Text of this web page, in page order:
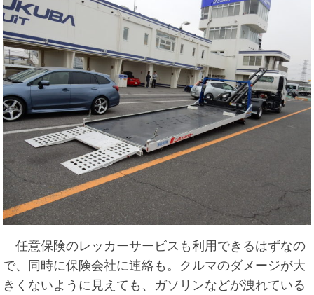
任意保険のレッカーサービスも利用できるはずなの
で、同時に保険会社に連絡も。クルマのダメージが大
きくないように見えても、ガソリンなどが洩れている